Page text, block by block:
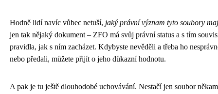
Hodně lidí navíc vůbec netuší, jaký právní význam tyto soubory
jen tak nějaký dokument – ZFO má svůj právní status a s tím
pravidla, jak s ním zacházet. Kdybyste nevěděli a třeba ho
nebo předali, můžete přijít o jeho důkazní hodnotu.
A pak je tu ještě dlouhodobé uchovávání. Nestačí jen soubor